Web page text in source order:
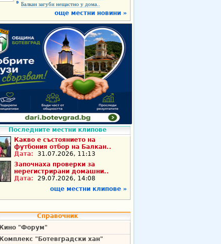
Балкан загуби нещастно у дома..
още местни новини »
Последните местни клипове
Какво е състоянието на
футбония отбор на Балкан..
Дата:
31.07.2026, 11:13
Започнаха проверки за
нерегистрирани домашни..
Дата:
29.07.2026, 14:08
още местни клипове »
Справочник
Кино "Форум"
Комплекс "Ботевградски хан"